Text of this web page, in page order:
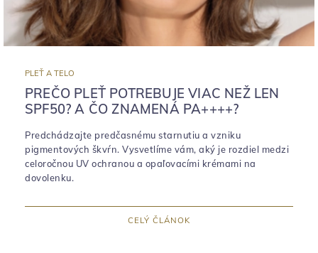
PLEŤ A TELO
PREČO PLEŤ POTREBUJE VIAC NEŽ LEN
SPF50? A ČO ZNAMENÁ PA++++?
Predchádzajte predčasnému starnutiu a vzniku
pigmentových škvŕn. Vysvetlíme vám, aký je rozdiel medzi
celoročnou UV ochranou a opaľovacími krémami na
dovolenku.
CELÝ ČLÁNOK